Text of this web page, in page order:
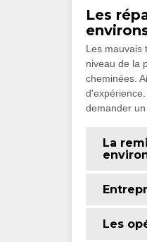
Les
Les mauvais
niveau de la
cheminées.
demander
La
Les